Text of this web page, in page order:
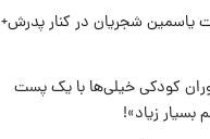
یاسمین شجریان در کنار پدرش+
کودکی خیلی‌ها با یک پست
بسیار زیاد»!